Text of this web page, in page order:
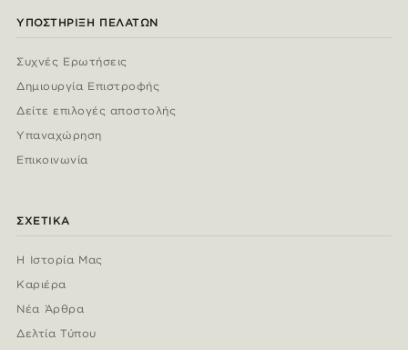
ΥΠΟΣΤΉΡΙΞΗ ΠΕΛΑΤΏΝ
Συχνές Ερωτήσεις
Δημιουργία Επιστροφής
Δείτε επιλογές αποστολής
Υπαναχώρηση
Επικοινωνία
ΣΧΕΤΙΚΆ
Η Ιστορία Μας
Καριέρα
Νέα Άρθρα
Δελτία Τύπου